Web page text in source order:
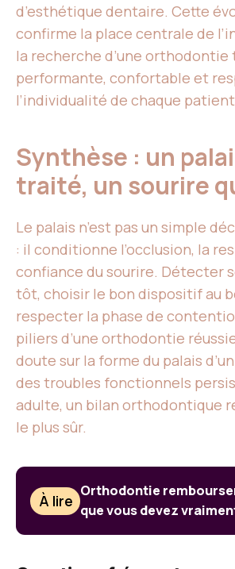
d’esthétique dentaire. Cette
confirme la place centrale de
la recherche d’une orthodontie
performante, confortable et
l’individualité de chaque
Synthèse : un
traité, un sourire
Le palais n’est pas un simple
: il conditionne l’occlusion, la
confiance du sourire. Détecter
tôt, choisir le bon dispositif au
respecter la phase de
piliers d’une orthodontie
doute sur la forme du palais
des troubles fonctionnels
adulte, un bilan orthodontique
le plus sûr.
À lire
Orthodontie
que vous devez